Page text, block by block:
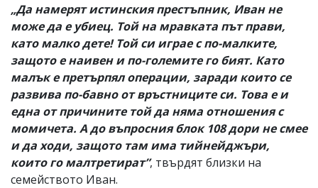
„Да намерят истинския престъпник, Иван не
може да е убиец. Той на мравката път прави,
като малко дете! Той си играе с по-малките,
защото е наивен и по-големите го бият. Като
малък е претърпял операции, заради които се
развива по-бавно от връстниците си. Това е и
една от причините той да няма отношения с
момичета. А до въпросния блок 108 дори не смее
и да ходи, защото там има тийнейджъри,
които го малтретират”, твърдят близки на
семейството Иван.